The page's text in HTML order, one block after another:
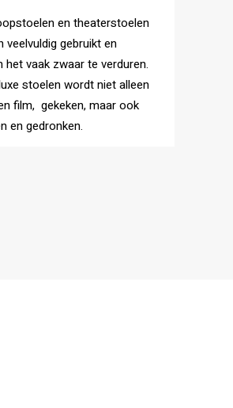
en theaterstoelen
veelvuldig gebruikt en
het vaak zwaar te verduren.
stoelen wordt niet alleen
film, gekeken, maar ook
en gedronken.